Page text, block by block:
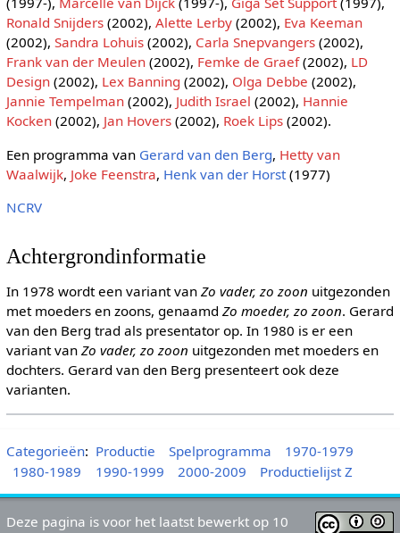
Ronald Snijders(2002), Alette Lerby(2002), Eva Keeman
(2002), Sandra Lohuis(2002), Carla Snepvangers(2002),
Frank van der Meulen(2002), Femke de Graef(2002), LD
Design(2002), Lex Banning (2002), Olga Debbe (2002),
Jannie Tempelman(2002), Judith Israel (2002), Hannie
Kocken(2002), Jan Hovers(2002), Roek Lips(2002).
Een programma van Gerard van den Berg, Hetty van
Waalwijk, Joke Feenstra, Henk van der Horst(1977)
NCRV
Achtergrondinformatie
In 1978 wordt een variant van Zo vader, zo zoon uitgezonden
met moeders en zoons, genaamd Zo moeder, zo zoon. Gerard
van den Berg trad als presentator op. In 1980 is er een
variant van Zo vader, zo zoon uitgezonden met moeders en
dochters. Gerard van den Berg presenteert ook deze
varianten.
Categorieën: Productie Spelprogramma
1970-1979
1980-1989
1990-1999 2000-2009 Productielijst Z
Deze pagina is voor het laatst bewerkt op 10